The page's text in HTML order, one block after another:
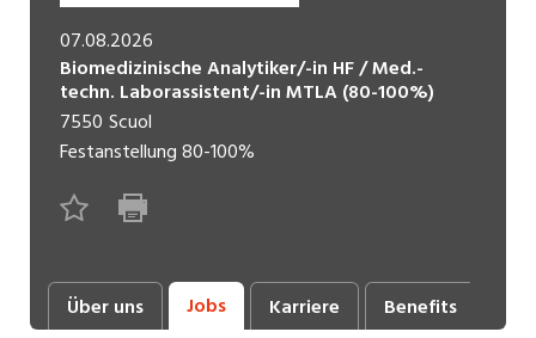
Ferienjob
POSITION
Führungsposition
Management / Kader
Engineering, Technik, Architektur
Finanzen, Controlling, Treuhand, Recht
Gartenbau, Landwirtschaft, Forstwirtschaft
Lebensmittel
Industrie, Maschinenbau, Anlagenbau,
Produktion
07.08.2026
Biomedizinische Analytiker/-in HF / Med.-
techn. Laborassistent/-in MTLA (80-100%)
7550 Scuol
Festanstellung80-100%
Über uns Jobs Karriere Benefits